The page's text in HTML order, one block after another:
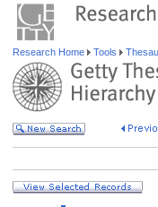
Research Home Tools